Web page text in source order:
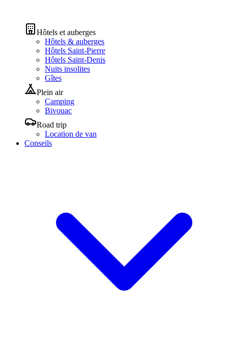
Hôtels et auberges
Hôtels & auberges
Hôtels Saint-Pierre
Hôtels Saint-Denis
Nuits insolites
Gîtes
Plein air
Camping
Bivouac
Road trip
Location de van
Conseils